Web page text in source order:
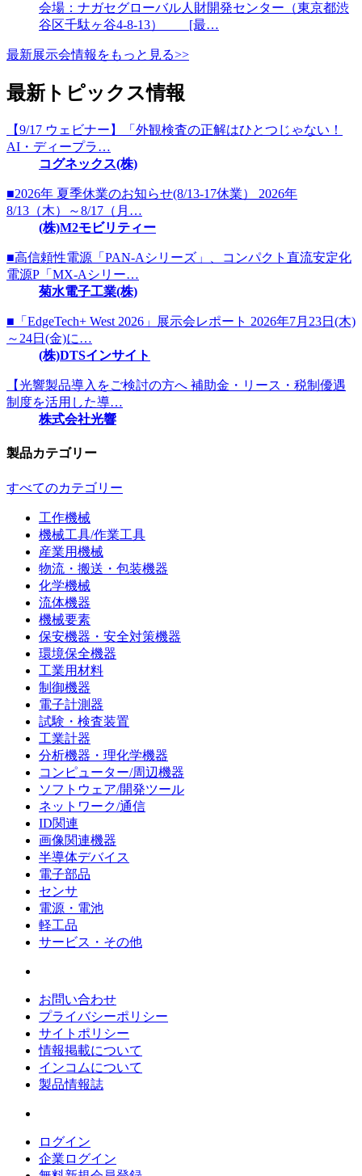
会場：ナガセグローバル人財開発センター（東京都渋
谷区千駄ヶ谷4-8-13） [最…
最新展示会情報をもっと見る>>
最新トピックス情報
【9/17 ウェビナー】「外観検査の正解はひとつじゃない！
AI・ディープラ…
コグネックス(株)
■2026年 夏季休業のお知らせ(8/13-17休業） 2026年
8/13（木）～8/17（月…
(株)M2モビリティー
■高信頼性電源「PAN-Aシリーズ」、コンパクト直流安定化
電源P「MX-Aシリー…
菊水電子工業(株)
■「EdgeTech+ West 2026」展示会レポート 2026年7月23日(木)
～24日(金)に…
(株)DTSインサイト
【光響製品導入をご検討の方へ 補助金・リース・税制優遇
制度を活用した導…
株式会社光響
製品カテゴリー
すべてのカテゴリー
工作機械
機械工具/作業工具
産業用機械
物流・搬送・包装機器
化学機械
流体機器
機械要素
保安機器・安全対策機器
環境保全機器
工業用材料
制御機器
電子計測器
試験・検査装置
工業計器
分析機器・理化学機器
コンピューター/周辺機器
ソフトウェア/開発ツール
ネットワーク/通信
ID関連
画像関連機器
半導体デバイス
電子部品
センサ
電源・電池
軽工品
サービス・その他
お問い合わせ
プライバシーポリシー
サイトポリシー
情報掲載について
インコムについて
製品情報誌
ログイン
企業ログイン